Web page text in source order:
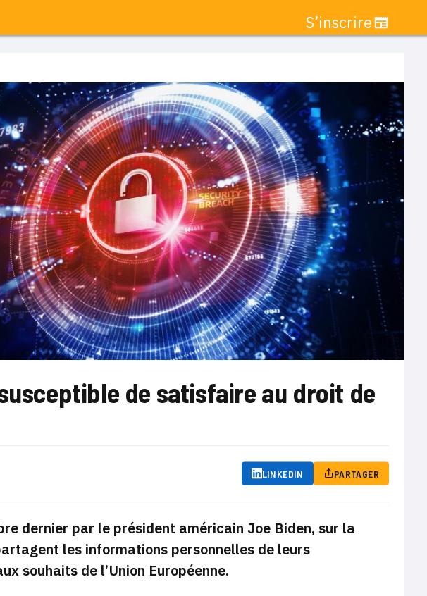
S’inscrire
de satisfaire au droit de
LINKEDIN PARTAGER
dernier par le président américain Joe Biden, sur la
les informations personnelles de leurs
souhaits de l’Union Européenne.